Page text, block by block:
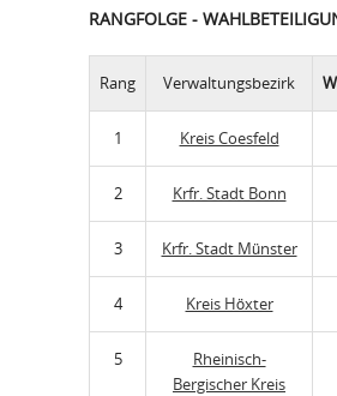
RANGFOLGE -
Rang Verwaltungsbezirk
1 Kreis Coesfeld
2 Krfr. Stadt Bonn
3 Krfr. Stadt Münster
4 Kreis Höxter
5
Rheinisch-
Bergischer Kreis